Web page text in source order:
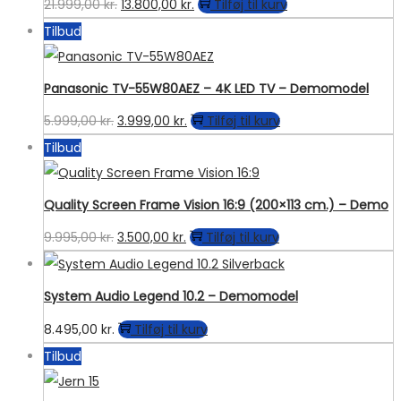
Mulighederne
på
varesiden
21.999,00kr.
pris
var:
13.800,00 kr.
pris
Tilføj til kurv
Tilbud
Panasonic TV-55W80AEZ – 4K LED TV – Demomodel
5.999,00kr. Den
pris
3.999,00 kr. Den
pris
er:
Tilføj til kurv
Tilbud
Quality Screen Frame Vision 16:9 (200×113 cm.) – Demo
9.995,00kr. Den
oprindelige
pris
9.995,00 kr..
3.500,00 kr. Den
aktuelle
pris
3.500,00 kr..
Tilføj til kurv
System Audio Legend 10.2 – Demomodel
8.495,00 kr.
Tilføj til kurv
Tilbud